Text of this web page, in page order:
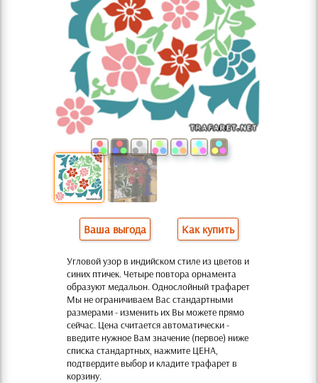
Ваша выгода Как купить
Угловой узор в индийском стиле из цветов и
синих птичек. Четыре повтора орнамента
образуют медальон. Однослойный трафарет
Мы не ограничиваем Вас стандартными
размерами - изменить их Вы можете прямо
сейчас. Цена считается автоматически -
введите нужное Вам значение (первое) ниже
списка стандартных, нажмите ЦЕНА,
подтвердите выбор и кладите трафарет в
корзину.